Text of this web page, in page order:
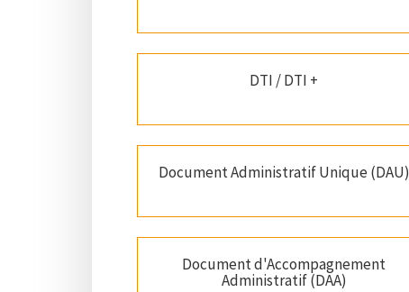
DTI / DTI +
Document Administratif Unique (DAU)
Document d'Accompagnement
Administratif (DAA)